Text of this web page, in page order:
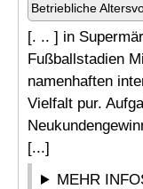
Betriebliche
[. .. ] in
Fußballstadien
namenhaften
Vielfalt pur.
[...]
MEHR